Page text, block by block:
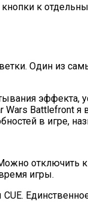
к
Один из
Battlefront я
в игре,
отключить
игры.